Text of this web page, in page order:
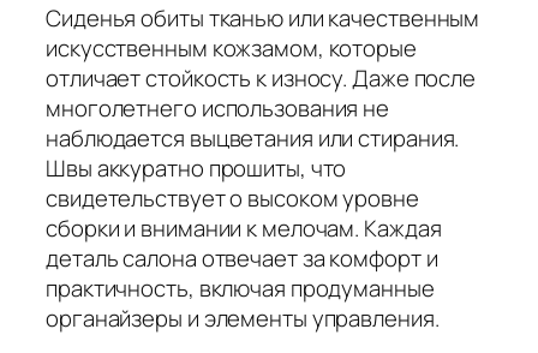
Сиденья обиты тканью или качественным
искусственным кожзамом, которые
отличает стойкость к износу. Даже после
многолетнего использования не
наблюдается выцветания или стирания.
Швы аккуратно прошиты, что
свидетельствует о высоком уровне
сборки и внимании к мелочам. Каждая
деталь салона отвечает за комфорт и
практичность, включая продуманные
органайзеры и элементы управления.